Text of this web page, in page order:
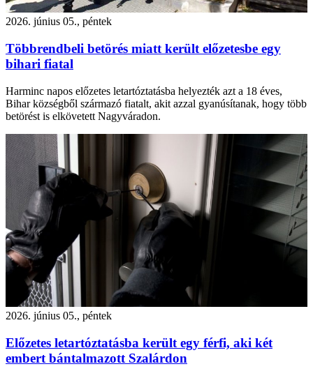
2026. június 05., péntek
Többrendbeli betörés miatt került előzetesbe egy
bihari fiatal
Harminc napos előzetes letartóztatásba helyezték azt a 18 éves,
Bihar községből származó fiatalt, akit azzal gyanúsítanak, hogy több
betörést is elkövetett Nagyváradon.
2026. június 05., péntek
Előzetes letartóztatásba került egy férfi, aki két
embert bántalmazott Szalárdon